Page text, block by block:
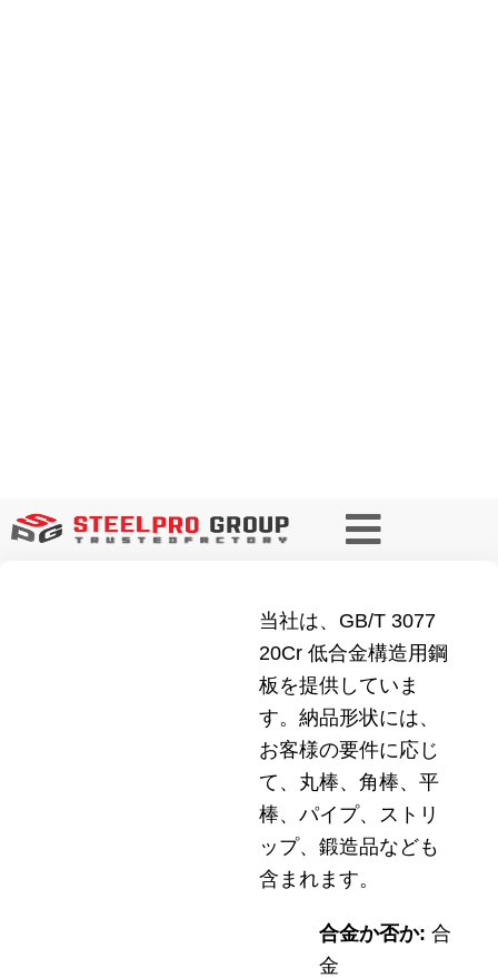
当社は、GB/T 3077
20Cr 低合金構造用鋼
板を提供していま
す。納品形状には、
お客様の要件に応じ
て、丸棒、角棒、平
棒、パイプ、ストリ
ップ、鍛造品なども
含まれます。
合金か否か: 合
金